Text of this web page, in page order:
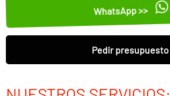
WhatsApp >>
Pedir presupuesto